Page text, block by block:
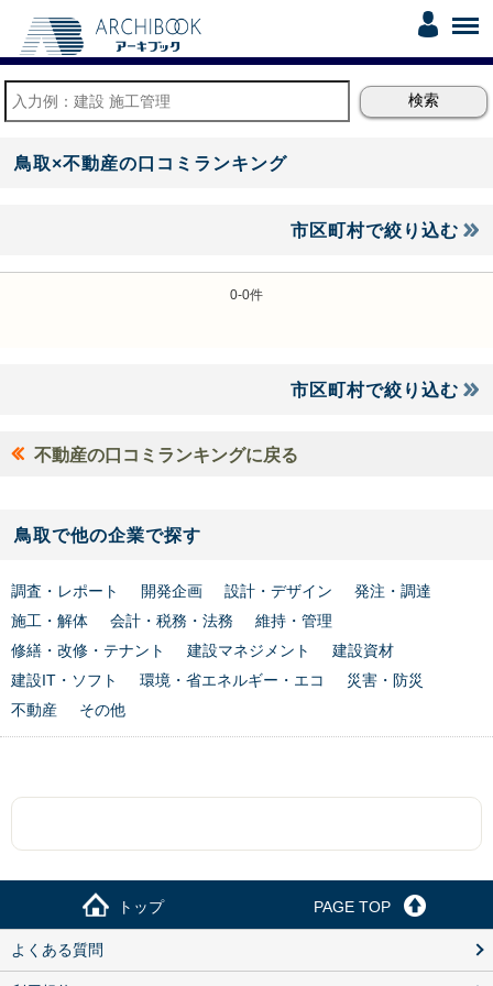
鳥取×不動産の口コミランキング
市区町村で絞り込む
0-0件
市区町村で絞り込む
不動産の口コミランキングに戻る
鳥取で他の企業で探す
調査・レポート 開発企画 設計・デザイン
発注・調達
施工・解体
会計・税務・法務
維持・管理
修繕・改修・テナント
建設マネジメント
建設資材
建設IT・ソフト
環境・省エネルギー・エコ
災害・防災
不動産
その他
トップ PAGE TOP
よくある質問